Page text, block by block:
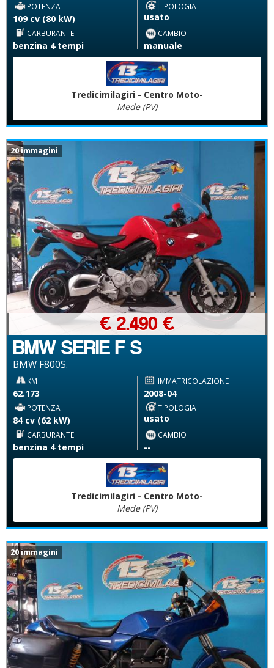
POTENZA
109 cv (80 kW)
TIPOLOGIA
usato
CARBURANTE
benzina 4 tempi
CAMBIO
manuale
Tredicimilagiri - Centro Moto-
Mede (PV)
20 immagini
BMW SERIE F S
BMW F800S.
€ 2.490 €
KM
62.173
IMMATRICOLAZIONE
2008-04
POTENZA
84 cv (62 kW)
TIPOLOGIA
usato
CARBURANTE
benzina 4 tempi
CAMBIO
--
Tredicimilagiri - Centro Moto-
Mede (PV)
20 immagini